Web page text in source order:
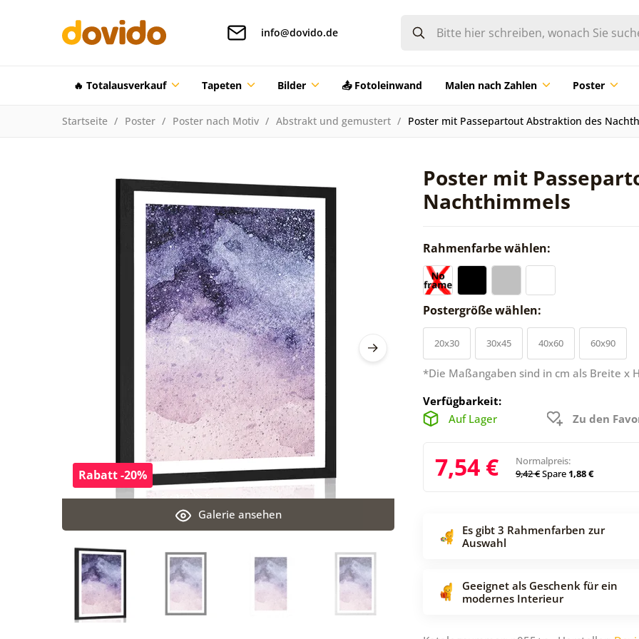
info@dovido.de
🔥 Totalausverkauf Tapeten Bilder 📤 Fotoleinwand Malen nach Zahlen Poster
Startseite Poster Poster nach Motiv Abstrakt und gemustert Poster mit Passepartout Abstraktion des
Poster mit
Nachthimmels
Galerie ansehen
Rabatt -20%
Rahmenfarbe wählen:
Postergröße wählen:
20x30 30x45 40x60 60x90
*Die Maßangaben sind in cm als Breite x
Verfügbarkeit:
Auf Lager
Zu den
7,54 €
Normalpreis:
9,42 €Spare 1,88 €
Es gibt 3 Rahmenfarben zur
Auswahl
Geeignet als Geschenk für ein
modernes Interieur